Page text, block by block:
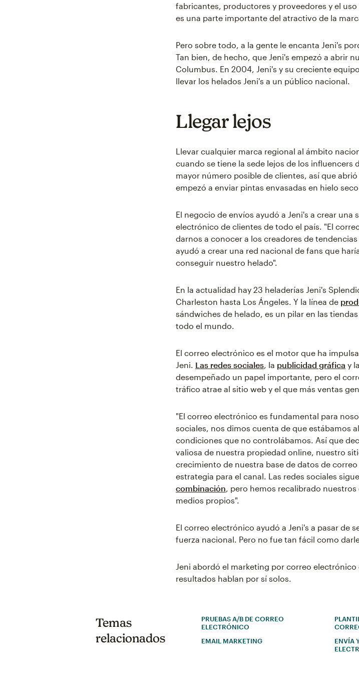
fabricantes, productores y proveedores y el
es una parte importante del atractivo de la
Pero sobre todo, a la gente le encanta Jeni's
Tan bien, de hecho, que Jeni's empezó a abrir
Columbus. En 2004, Jeni's y su creciente
llevar los helados Jeni's a un público nacional.
Llegar lejos
Llevar cualquier marca regional al ámbito
cuando se tiene la sede lejos de los influencers
mayor número posible de clientes, así que
empezó a enviar pintas envasadas en hielo
El negocio de envíos ayudó a Jeni's a crear una
electrónico de clientes de todo el país. "El
darnos a conocer a los creadores de
ayudó a crear una red nacional de fans que
conseguir nuestro helado".
En la actualidad hay 23 heladerías Jeni's
Charleston hasta Los Ángeles. Y la línea de
sándwiches de helado, es un pilar en las
todo el mundo.
El correo electrónico es el motor que ha
Jeni. Las redes sociales, la publicidad gráfica y
desempeñado un papel importante, pero el
tráfico atrae al sitio web y el que más ventas
"El correo electrónico es fundamental para
sociales, nos dimos cuenta de que estábamos
condiciones que no controlábamos. Así que
valiosa de nuestra propiedad online, nuestro
crecimiento de nuestra base de datos de
estrategia para el canal. Las redes sociales
combinación, pero hemos recalibrado
medios propios".
El correo electrónico ayudó a Jeni's a pasar de
fuerza nacional. Pero no fue tan fácil como
Jeni abordó el marketing por correo
resultados hablan por sí solos.
Temas
relacionados
PRUEBAS A/B DE CORREO
ELECTRÓNICO
EMAIL MARKETING
ENVÍA